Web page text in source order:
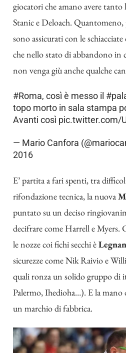
giocatori che amano avere
Stanic e Deloach.
sono assicurati con le
che nello stato di abbandono in
non venga giù anche qualche
#Roma, così è messo il
topo morto in sala stampa
Avanti così pic.twitter.com/
— Mario Canfora
2016
E’ partita a fari spenti, tra
rifondazione tecnica, la nuova
puntato su un deciso
decifrare come Harrell e Myers.
le nozze coi fichi secchi è
sicurezze come Nik Raivio e
quali ronza un solido gruppo di
Palermo, Ihedioha…). E la
un marchio di fabbrica.